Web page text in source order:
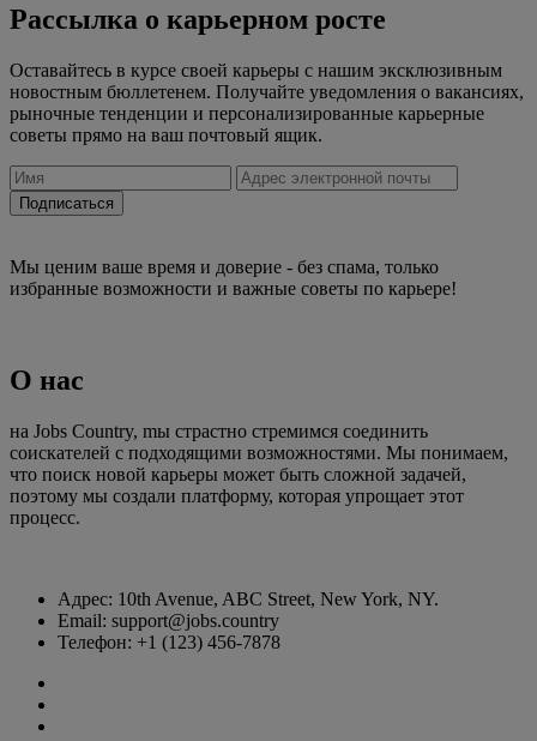
Рассылка о карьерном росте
Оставайтесь в курсе своей карьеры с нашим эксклюзивным
новостным бюллетенем. Получайте уведомления о вакансиях,
рыночные тенденции и персонализированные карьерные
советы прямо на ваш почтовый ящик.
Мы ценим ваше время и доверие - без спама, только
избранные возможности и важные советы по карьере!
О нас
на Jobs Country, mы страстно стремимся соединить
соискателей с подходящими возможностями. Мы понимаем,
что поиск новой карьеры может быть сложной задачей,
поэтому мы создали платформу, которая упрощает этот
процесс.
Адрес: 10th Avenue, ABC Street, New York, NY.
Email: support@jobs.country
Телефон: +1 (123) 456-7878